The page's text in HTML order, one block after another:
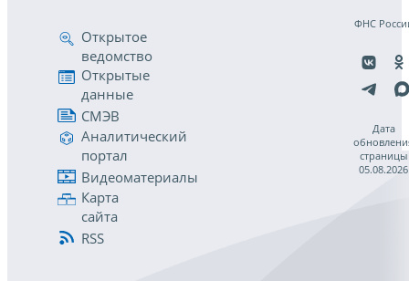
Открытое
ведомство
Открытые
данные
СМЭВ
Аналитический
портал
Видеоматериалы
Карта
сайта
RSS
ФНС
Дата
страницы
05.08.2026